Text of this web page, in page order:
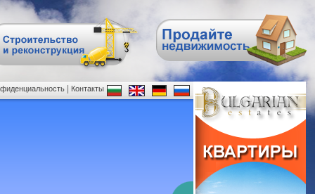
Контакты